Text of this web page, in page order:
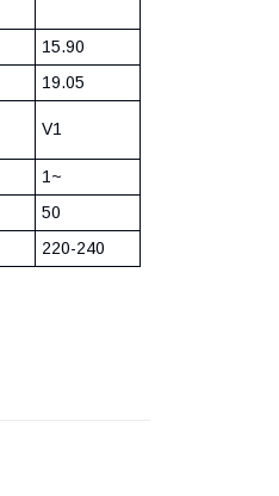
15.90
19.05
V1
1~
50
220-240